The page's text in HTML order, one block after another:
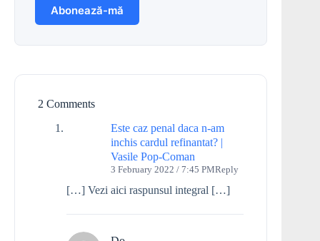
2 Comments
Este caz penal daca n-am
inchis cardul refinantat? |
Vasile Pop-Coman
3 February 2022 / 7:45 PMReply
[…] Vezi aici raspunsul integral […]